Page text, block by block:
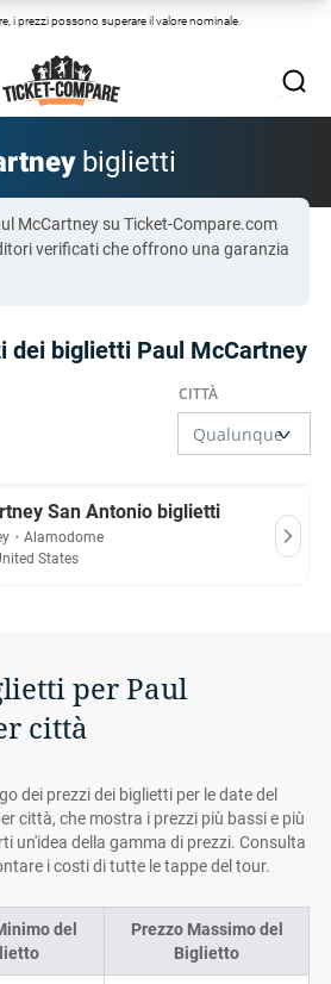
i prezzi possono superare il valore nominale.
biglietti
McCartney su Ticket-Compare.com
verificati che offrono una garanzia
dei biglietti Paul McCartney
San Antonio biglietti
・ Alamodome
States
per Paul
città
dei prezzi dei biglietti per le date del
città, che mostra i prezzi più bassi e più
un'idea della gamma di prezzi. Consulta
i costi di tutte le tappe del tour.
del
Prezzo Massimo del
Biglietto